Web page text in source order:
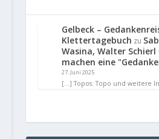
Gelbeck –
Klettertagebuch zu
Wasina, Walter
machen eine
27. Juni 2025
[…] Topos: Topo und weitere